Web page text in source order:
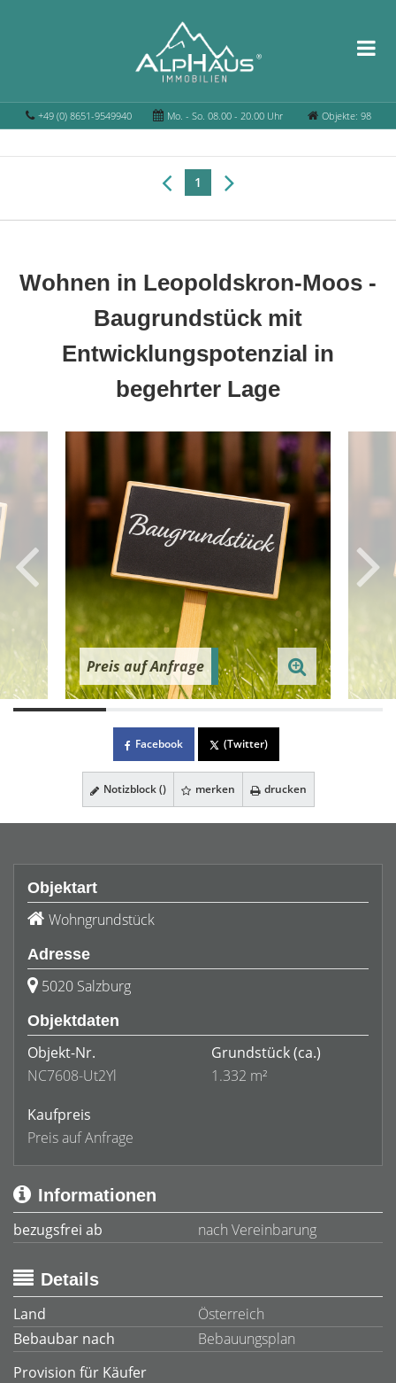
+49 (0) 8651-9549940 Mo. - So. 08.00 - 20.00 Uhr Objekte: 98
1
Wohnen in Leopoldskron-Moos -
Baugrundstück mit
Entwicklungspotenzial in
begehrter Lage
Preis auf Anfrage
Facebook (Twitter)
Notizblock () merken drucken
Objektart
Wohngrundstück
Adresse
5020 Salzburg
Objektdaten
Objekt-Nr.
NC7608-Ut2Yl
Grundstück(ca.)
1.332 m²
Kaufpreis
Preis auf Anfrage
Informationen
bezugsfrei ab
nach Vereinbarung
Details
Land
Österreich
Bebaubar nach
Bebauungsplan
Provision für Käufer